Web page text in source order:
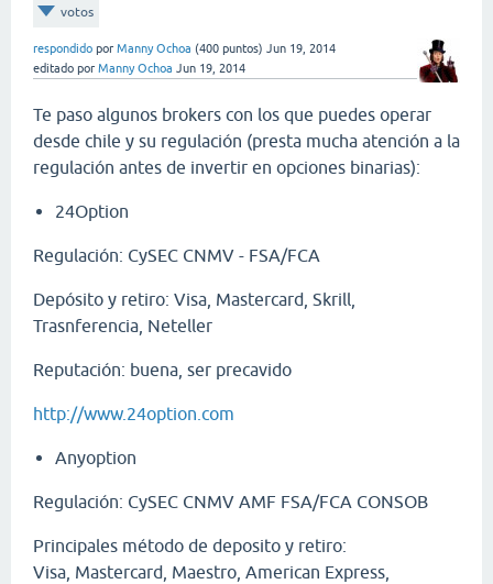
votos
respondido por Manny Ochoa (400 puntos) Jun 19, 2014
editado por Manny Ochoa Jun 19, 2014
Te paso algunos brokers con los que puedes operar
desde chile y su regulación (presta mucha atención a la
regulación antes de invertir en opciones binarias):
24Option
Regulación: CySEC CNMV - FSA/FCA
Depósito y retiro: Visa, Mastercard, Skrill,
Trasnferencia, Neteller
Reputación: buena, ser precavido
http://www.24option.com
Anyoption
Regulación: CySEC CNMV AMF FSA/FCA CONSOB
Principales método de deposito y retiro:
Visa, Mastercard, Maestro, American Express,